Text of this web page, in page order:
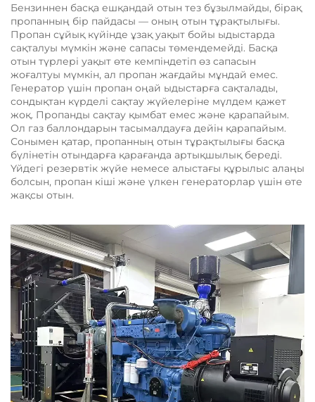
Бензиннен басқа ешқандай отын тез бұзылмайды, бірақ
пропанның бір пайдасы — оның отын тұрақтылығы.
Пропан сұйық күйінде ұзақ уақыт бойы ыдыстарда
сақталуы мүмкін және сапасы төмендемейді. Басқа
отын түрлері уақыт өте кемпіндетіп өз сапасын
жоғалтуы мүмкін, ал пропан жағдайы мұндай емес.
Генератор үшін пропан оңай ыдыстарға сақталады,
сондықтан күрделі сақтау жүйелеріне мүлдем қажет
жоқ. Пропанды сақтау қымбат емес және қарапайым.
Ол газ баллондарын тасымалдауға дейін қарапайым.
Сонымен қатар, пропанның отын тұрақтылығы басқа
бүлінетін отындарға қарағанда артықшылық береді.
Үйдегі резервтік жүйе немесе алыстағы құрылыс алаңы
болсын, пропан кіші және үлкен генераторлар үшін өте
жақсы отын.